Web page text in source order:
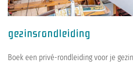
gezinsrondleiding
Boek een privé-rondleiding voor je